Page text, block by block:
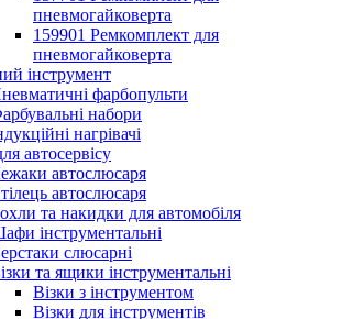
пневмогайковерта
159901 Ремкомплект для
пневмогайковерта
інструмент
фарбопульти
набори
нагрівачі
автосервісу
автослюсаря
автослюсаря
та накидки для автомобіля
інструментальні
слюсарні
та ящики інструментальні
Візки з інструментом
Візки для інструментів